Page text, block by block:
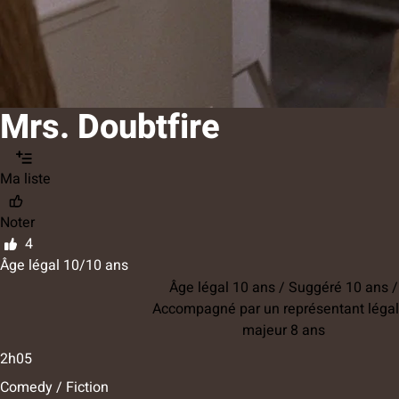
Mrs. Doubtfire
Ma liste
Noter
4
Âge légal 10/10 ans
Âge légal 10 ans / Suggéré 10 ans /
Accompagné par un représentant
majeur 8 ans
2h05
Comedy / Fiction